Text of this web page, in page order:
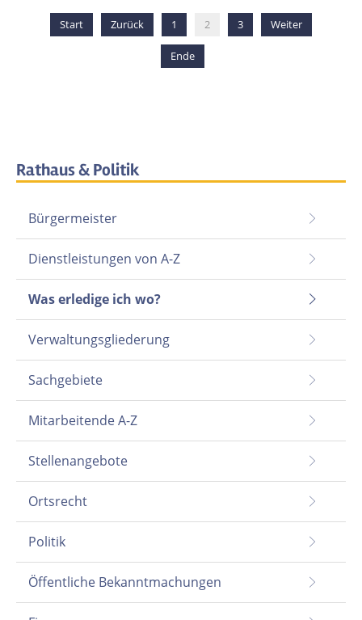
Start Zurück 1 2 3 Weiter
Ende
Rathaus & Politik
Bürgermeister
Dienstleistungen von A-Z
Was erledige ich wo?
Verwaltungsgliederung
Sachgebiete
Mitarbeitende A-Z
Stellenangebote
Ortsrecht
Politik
Öffentliche Bekanntmachungen